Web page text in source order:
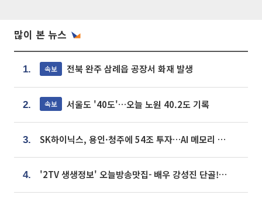
많이 본 뉴스
1. 속보 전북 완주 삼례읍 공장서 화재 발생
2. 속보 서울도 '40도'…오늘 노원 40.2도 기록
3. SK하이닉스, 용인·청주에 54조 투자…AI 메모리 생산기지 키운다
4. '2TV 생생정보' 오늘방송맛집- 배우 강성진 단골! 쌀국수ㆍ푸팟퐁 커리 맛집 '블○○○'